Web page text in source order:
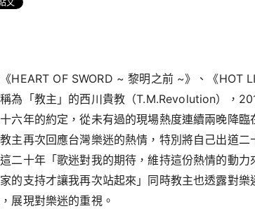
HEART OF SWORD ~ 黎明之前 ~》、《HOT
為「教主」的西川貴教（T.M.Revolution），
六年的約定，從未有過的現場熱度連續兩晚降
主再次回應台灣樂迷的熱情，特別將自己出道二
二十年「歌迷對我的期待，維持這份熱情的動
的支持才讓我再次站起來」同時教主也透露對樂
展現對樂迷的重視。